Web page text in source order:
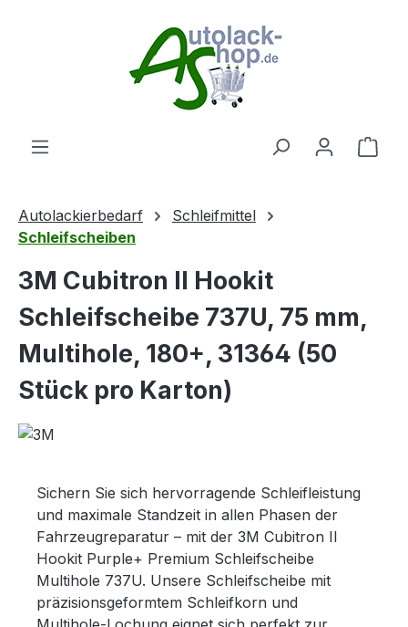
Autolackierbedarf
Schleifmittel
Schleifscheiben
3M Cubitron II Hookit
Schleifscheibe 737U, 75 mm,
Multihole, 180+, 31364 (50
Stück pro Karton)
Sichern Sie sich hervorragende Schleifleistung
und maximale Standzeit in allen Phasen der
Fahrzeugreparatur – mit der 3M Cubitron II
Hookit Purple+ Premium Schleifscheibe
Multihole 737U. Unsere Schleifscheibe mit
präzisionsgeformtem Schleifkorn und